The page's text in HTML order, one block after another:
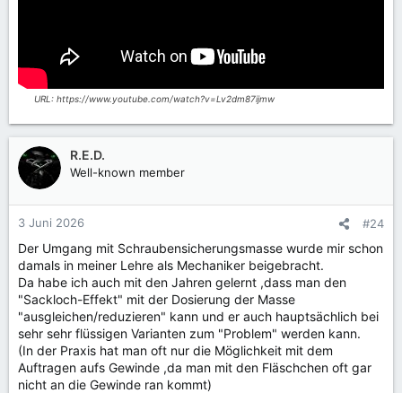
URL: https://www.youtube.com/watch?v=Lv2dm87ijmw
R.E.D.
Well-known member
3 Juni 2026 #24
Der Umgang mit Schraubensicherungsmasse wurde mir schon
damals in meiner Lehre als Mechaniker beigebracht.
Da habe ich auch mit den Jahren gelernt ,dass man den
"Sackloch-Effekt" mit der Dosierung der Masse
"ausgleichen/reduzieren" kann und er auch hauptsächlich bei
sehr sehr flüssigen Varianten zum "Problem" werden kann.
(In der Praxis hat man oft nur die Möglichkeit mit dem
Auftragen aufs Gewinde ,da man mit den Fläschchen oft gar
nicht an die Gewinde ran kommt)